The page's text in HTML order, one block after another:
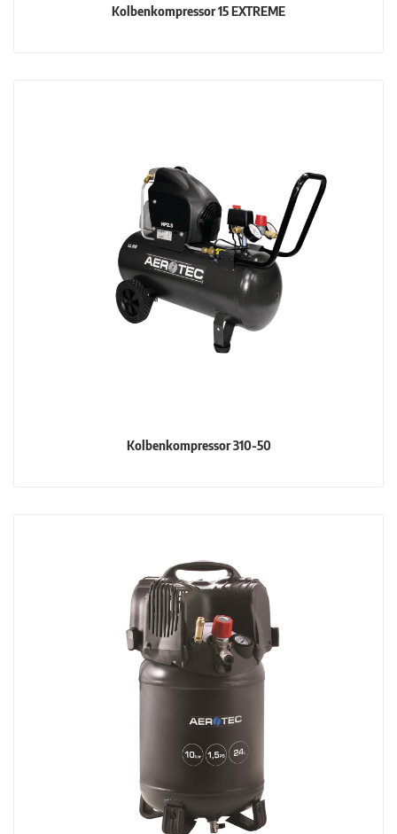
Kolbenkompressor 15 EXTREME
Kolbenkompressor 310-50